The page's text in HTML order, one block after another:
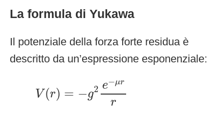
La formula di Yukawa
Il potenziale della forza forte residua è
descritto da un’espressione esponenziale:
V (r) = −g2 e−μr
r
μrr